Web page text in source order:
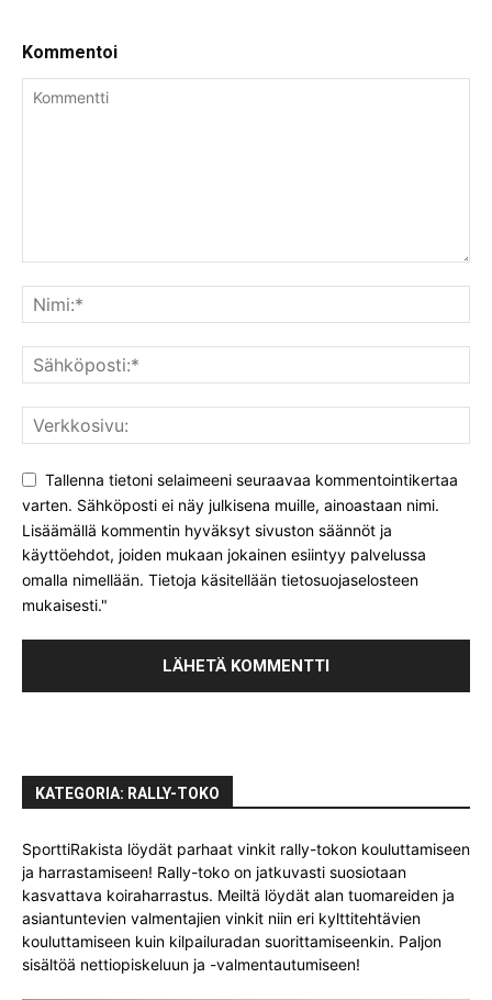
Kommentoi
Tallenna tietoni selaimeeni seuraavaa kommentointikertaa
varten. Sähköposti ei näy julkisena muille, ainoastaan nimi.
Lisäämällä kommentin hyväksyt sivuston säännöt ja
käyttöehdot, joiden mukaan jokainen esiintyy palvelussa
omalla nimellään. Tietoja käsitellään tietosuojaselosteen
mukaisesti."
KATEGORIA: RALLY-TOKO
SporttiRakista löydät parhaat vinkit rally-tokon kouluttamiseen
ja harrastamiseen! Rally-toko on jatkuvasti suosiotaan
kasvattava koiraharrastus. Meiltä löydät alan tuomareiden ja
asiantuntevien valmentajien vinkit niin eri kylttitehtävien
kouluttamiseen kuin kilpailuradan suorittamiseenkin. Paljon
sisältöä nettiopiskeluun ja -valmentautumiseen!